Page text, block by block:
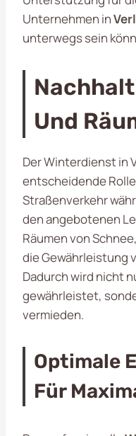
Unternehmen inVerl
unterwegs sein
Und
Der Winterdienst in
entscheidende
Straßenverkehr
den angebotenen
Räumen von
die Gewährleistung
Dadurch wird nicht
gewährleistet,
vermieden.
Optimale
Für